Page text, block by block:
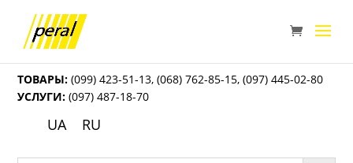
ТОВАРЫ: (099) 423-51-13,(068) 762-85-15,(097) 445-02-80
УСЛУГИ: (097) 487-18-70
UA RU